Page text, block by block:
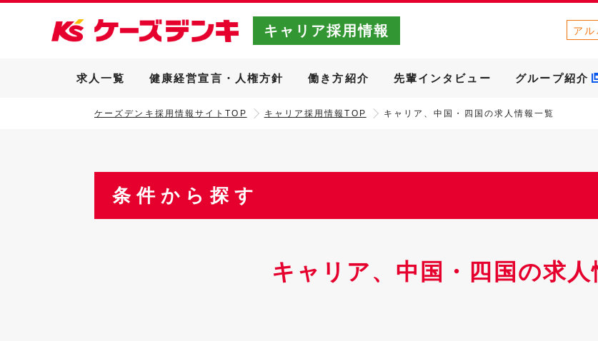
キャリア採用情報 アル
求人一覧 健康経営宣言・人権方針 働き方紹介 先輩インタビュー グループ紹介
ケーズデンキ採用情報サイトTOP キャリア採用情報TOP キャリア、中国・四国の求人情報一覧
条件から探す
キャリア、中国・四国の求人